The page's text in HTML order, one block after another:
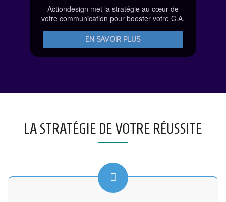
Actiondesign met la stratégie au cœur de
votre communication pour booster votre C.A.
EN SAVOIR PLUS
LA STRATÉGIE DE VOTRE RÉUSSITE